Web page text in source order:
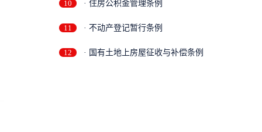
10 · 住房公积金管理条例
11 · 不动产登记暂行条例
12 · 国有土地上房屋征收与补偿条例